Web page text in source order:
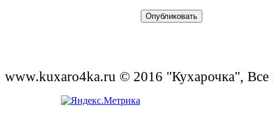
www.kuxaro4ka.ru © 2016 "Кухарочка",